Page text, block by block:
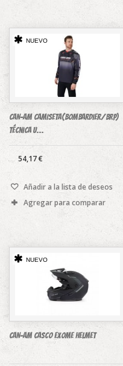
NUEVO
CAN-AM CAMISETA(Bombardier/BRP)
técnica U...
54,17 €
Añadir a la lista de deseos
Agregar para comparar
NUEVO
CAN-AM CASCO EXOME HELMET